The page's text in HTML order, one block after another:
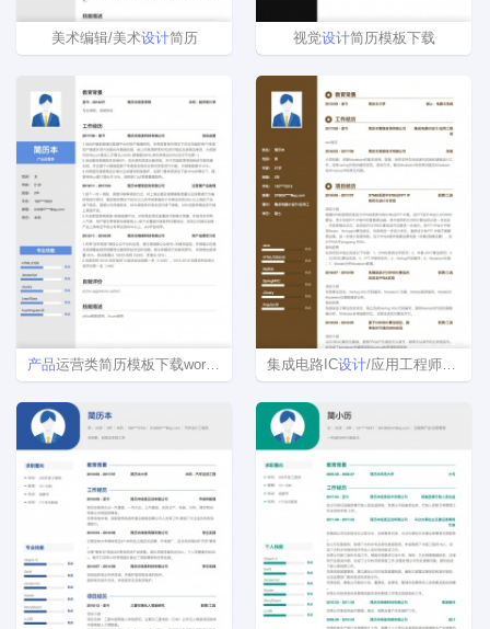
美术编辑/美术设计简历 视觉设计简历模板下载
产品运营类简历模板下载word格式 集成电路IC设计/应用工程师个人简历模板范文